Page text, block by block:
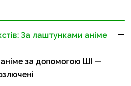
За лаштунками аніме
аніме за допомогою ШІ —